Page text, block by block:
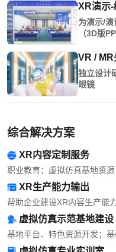
XR演示-
为演示/
（3D版
VR /
独立设计
眼镜
综合解决方案
XR内容定制服务
职业教育：虚拟仿真基地资
XR生产能力输出
帮助企业建设XR内容生产能
虚拟仿真示范基地建设
基地平台、特色资源开发；